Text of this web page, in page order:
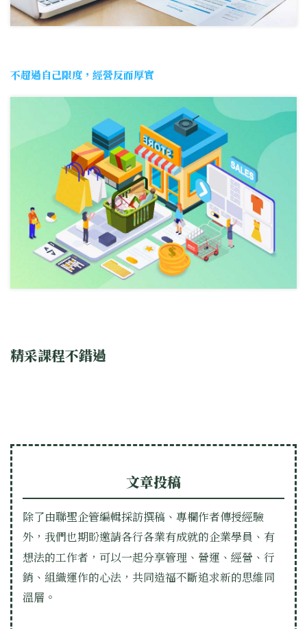
不超過自己限度，經營反而厚實
精采課程不錯過
文章投稿
除了由聯聖企管編輯採訪撰稿、專欄作者傳授經驗
外，我們也期盼邀請各行各業有成就的企業學員、有
想法的工作者，可以一起分享管理、營運、經營、行
銷、組織運作的心法，共同造福不斷追求新的思維同
溫層。